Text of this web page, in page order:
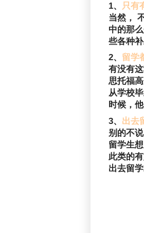
1、 只有
当然，
中的那
些各种
2、 留学
有没有
思托福
从学校
时候，
3、 出去
别的不
留学生
此类的
出去留